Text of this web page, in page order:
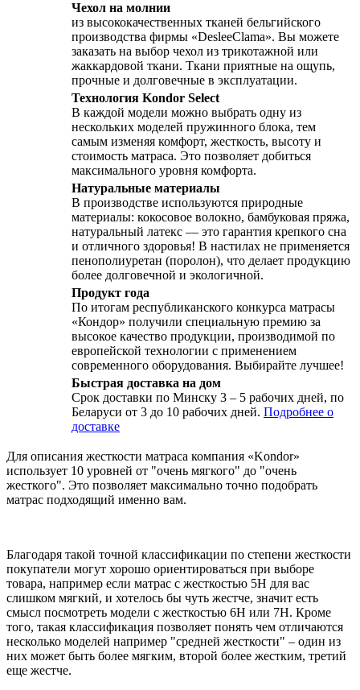
Чехол на молнии
из высококачественных тканей бельгийского
производства фирмы «DesleeClama». Вы можете
заказать на выбор чехол из трикотажной или
жаккардовой ткани. Ткани приятные на ощупь,
прочные и долговечные в эксплуатации.
Технология Kondor Select
В каждой модели можно выбрать одну из
нескольких моделей пружинного блока, тем
самым изменяя комфорт, жесткость, высоту и
стоимость матраса. Это позволяет добиться
максимального уровня комфорта.
Натуральные материалы
В производстве используются природные
материалы: кокосовое волокно, бамбуковая пряжа,
натуральный латекс — это гарантия крепкого сна
и отличного здоровья! В настилах не применяется
пенополиуретан (поролон), что делает продукцию
более долговечной и экологичной.
Продукт года
По итогам республиканского конкурса матрасы
«Кондор» получили специальную премию за
высокое качество продукции, производимой по
европейской технологии с применением
современного оборудования. Выбирайте лучшее!
Быстрая доставка на дом
Срок доставки по Минску 3 – 5 рабочих дней, по
Беларуси от 3 до 10 рабочих дней. Подробнее о
доставке
Для описания жесткости матраса компания «Kondor»
использует 10 уровней от "очень мягкого" до "очень
жесткого". Это позволяет максимально точно подобрать
матрас подходящий именно вам.
Благодаря такой точной классификации по степени жесткости
покупатели могут хорошо ориентироваться при выборе
товара, например если матрас с жесткостью 5H для вас
слишком мягкий, и хотелось бы чуть жестче, значит есть
смысл посмотреть модели с жесткостью 6H или 7H. Кроме
того, такая классификация позволяет понять чем отличаются
несколько моделей например "средней жесткости" – один из
них может быть более мягким, второй более жестким, третий
еще жестче.